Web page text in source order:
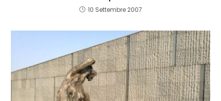
10 Settembre 2007